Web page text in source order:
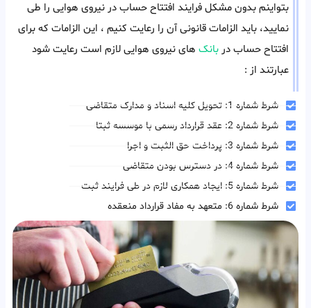
بتواینم بدون مشکل فرایند افتتاح حساب در نیروی هوایی را طی
نمایید، باید الزامات قانونی آن را رعایت کنیم ، این الزامات که برای
افتتاح حساب در بانک های نیروی هوایی لازم است رعایت شود
عبارتند از :
شرط شماره 1: تحویل کلیه اسناد و مدارک متقاضی
شرط شماره 2: عقد قرارداد رسمی با موسسه ثبتا
شرط شماره 3: پرداخت حق الثبت و اجرا
شرط شماره 4: در دسترس بودن متقاضی
شرط شماره 5: ایجاد همکاری لازم در طی فرایند ثبت
شرط شماره 6: متعهد به مفاد قرارداد منعقده